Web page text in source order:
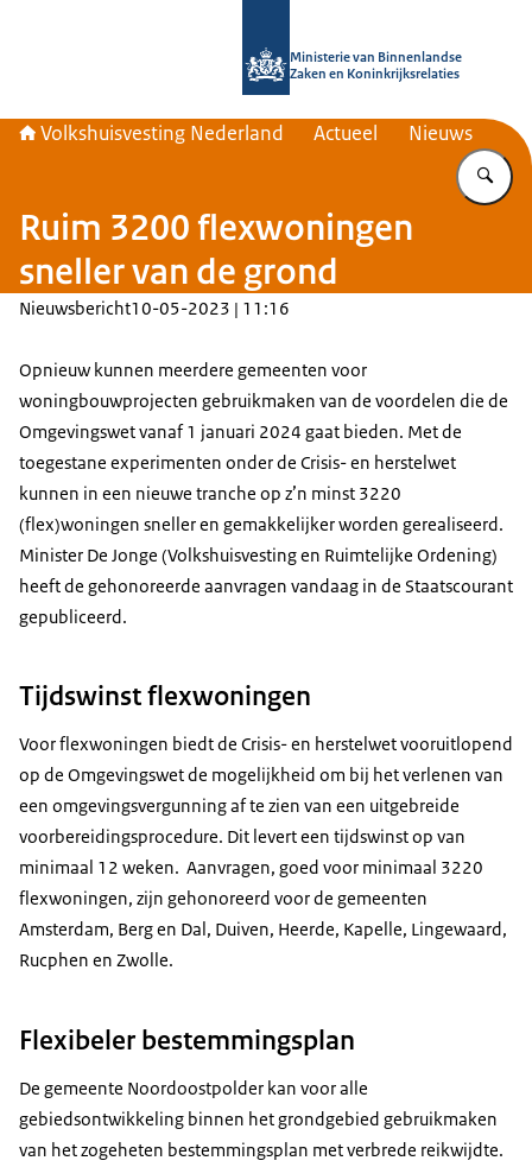
Ministerie van Binnenlandse
Zaken en Koninkrijksrelaties
Volkshuisvesting Nederland Actueel Nieuws
Ruim 3200 flexwoningen
sneller van de grond
Nieuwsbericht10-05-2023 | 11:16
Opnieuw kunnen meerdere gemeenten voor
woningbouwprojecten gebruikmaken van de voordelen die de
Omgevingswet vanaf 1 januari 2024 gaat bieden. Met de
toegestane experimenten onder de Crisis- en herstelwet
kunnen in een nieuwe tranche op z’n minst 3220
(flex)woningen sneller en gemakkelijker worden gerealiseerd.
Minister De Jonge (Volkshuisvesting en Ruimtelijke Ordening)
heeft de gehonoreerde aanvragen vandaag in de Staatscourant
gepubliceerd.
Tijdswinst flexwoningen
Voor flexwoningen biedt de Crisis- en herstelwet vooruitlopend
op de Omgevingswet de mogelijkheid om bij het verlenen van
een omgevingsvergunning af te zien van een uitgebreide
voorbereidingsprocedure. Dit levert een tijdswinst op van
minimaal 12 weken. Aanvragen, goed voor minimaal 3220
flexwoningen, zijn gehonoreerd voor de gemeenten
Amsterdam, Berg en Dal, Duiven, Heerde, Kapelle, Lingewaard,
Rucphen en Zwolle.
Flexibeler bestemmingsplan
De gemeente Noordoostpolder kan voor alle
gebiedsontwikkeling binnen het grondgebied gebruikmaken
van het zogeheten bestemmingsplan met verbrede reikwijdte.